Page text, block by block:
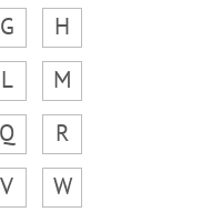
G
H
L
M
Q
R
V
W